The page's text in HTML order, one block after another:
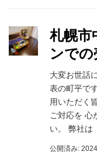
札幌市
ンで
大変お世話
表の町平で
用いただく
ご対応を 心
い。 弊社
公開済み: